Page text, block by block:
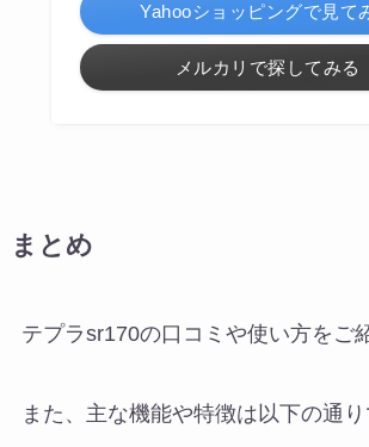
Yahooショッピングで見て
メルカリで探してみる
まとめ
テプラsr170の口コミや使い方をご
また、主な機能や特徴は以下の通り